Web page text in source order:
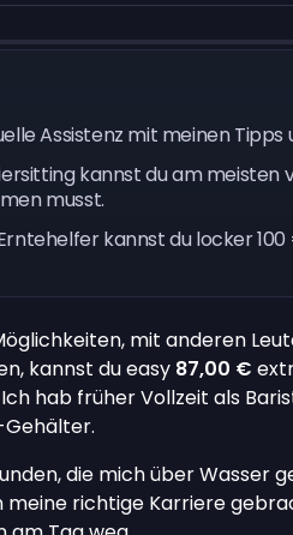
Assistenz mit meinen Tipps
kannst du am meisten
musst.
kannst du locker
mit anderen
kannst du easy 87,00 €
hab früher Vollzeit als
die mich über Wasser
richtige Karriere